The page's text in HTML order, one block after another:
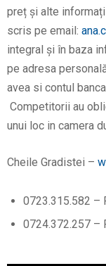
preț și alte
scris pe email:
integral și în baza
pe adresa
avea si contul
Competitorii au
unui loc in camera
Cheile Gradistei –
0723.315.582 –
0724.372.257 –